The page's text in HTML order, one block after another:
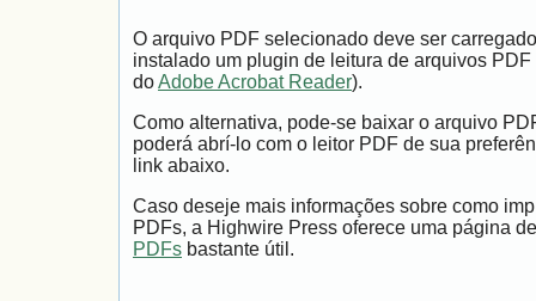
O arquivo PDF selecionado deve ser
instalado um plugin de leitura de arquivos
doAdobe Acrobat Reader).
Como alternativa, pode-se baixar o arquivo
poderá abrí-lo com o leitor PDF de sua
link abaixo.
Caso deseje mais informações sobre como
PDFs, a Highwire Press oferece uma página
PDFs bastante útil.